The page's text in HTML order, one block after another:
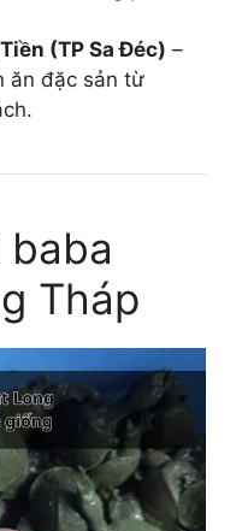
(TP Sa Đéc) –
ăn đặc sản từ
baba
Tháp